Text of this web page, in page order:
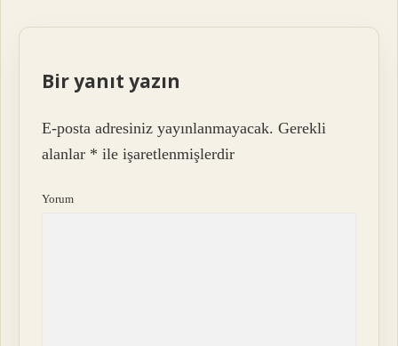
Bir yanıt yazın
E-posta adresiniz yayınlanmayacak. Gerekli
alanlar * ile işaretlenmişlerdir
Yorum